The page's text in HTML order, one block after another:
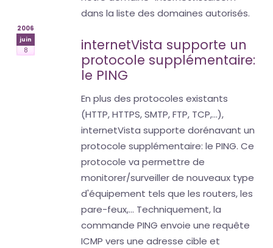
dans la liste des domaines autorisés.
2006
juin
8
internetVista supporte un
protocole supplémentaire:
le PING
En plus des protocoles existants
(HTTP, HTTPS, SMTP, FTP, TCP,...),
internetVista supporte dorénavant un
protocole supplémentaire: le PING. Ce
protocole va permettre de
monitorer/surveiller de nouveaux type
d'équipement tels que les routers, les
pare-feux,... Techniquement, la
commande PING envoie une requête
ICMP vers une adresse cible et